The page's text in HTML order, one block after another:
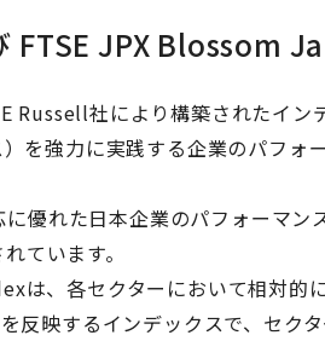
FTSE JPX Blossom
Russell社により構築されたイン
を強力に実践する企業のパフォ
優れた日本企業のパフォーマン
ています。
、各セクターにおいて相対的
反映するインデックスで、セク